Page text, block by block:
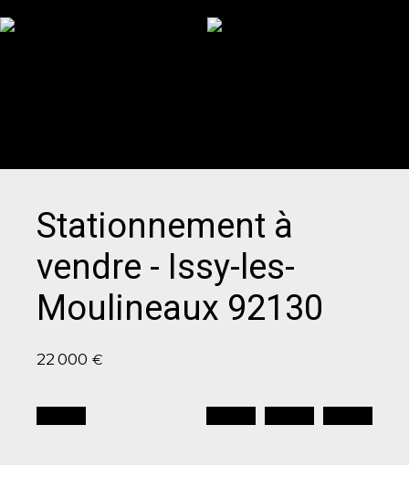
Stationnement à
vendre - Issy-les-
Moulineaux 92130
22 000 €